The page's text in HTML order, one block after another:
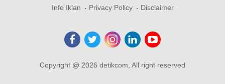
Info Iklan
Privacy Policy Disclaimer
Copyright @ 2026 detikcom, All right reserved